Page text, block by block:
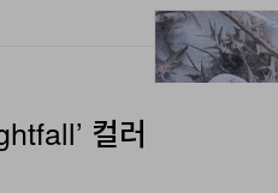
컬러